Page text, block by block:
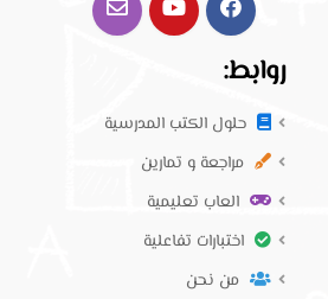
روابط:
حلول الكتب المدرسية
مراجعة و تمارين
العاب تعليمية
اختبارات تفاعلية
من نحن